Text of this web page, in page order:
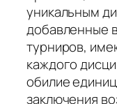
уникальным
добавленные
турниров,
каждого
обилие
заключения